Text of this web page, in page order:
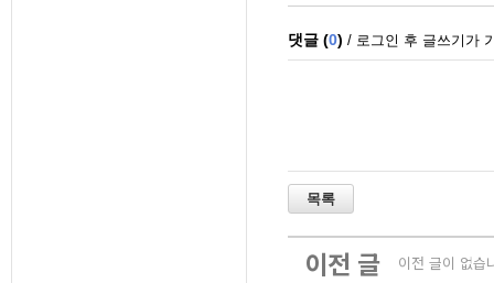
이전 글 이전 글이 없습